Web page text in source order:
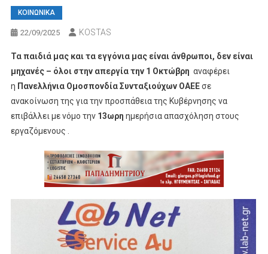
ΚΟΙΝΩΝΙΚΑ
22/09/2025 KOSTAS
Τα παιδιά μας και τα εγγόνια μας είναι άνθρωποι, δεν είναι
μηχανές – όλοι στην απεργία την 1 Οκτώβρη αναφέρει
η Πανελλήνια Ομοσπονδία Συνταξιούχων ΟΑΕΕσε
ανακοίνωση της για την προσπάθεια της Κυβέρνησης να
επιβάλλει με νόμο την 13ωρη ημερήσια απασχόληση στους
εργαζόμενους .